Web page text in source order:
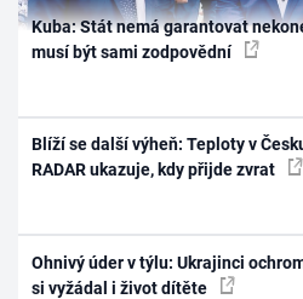
Kuba: Stát nemá garantovat
musí být sami zodpovědní
Blíží se další výheň: Teploty v
RADAR ukazuje, kdy přijde zvrat
Ohnivý úder v týlu: Ukrajinci
si vyžádal i život dítěte